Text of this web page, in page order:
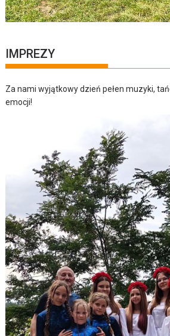
IMPREZY
Za nami wyjątkowy dzień pełen muzyki,
emocji!